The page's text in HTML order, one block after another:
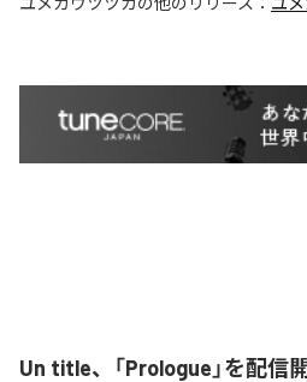
Un title、「Prologue」を配信